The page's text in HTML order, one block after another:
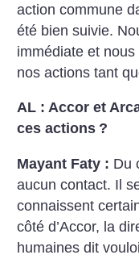
action commune
été bien suivie.
immédiate et
nos actions tant
AL : Accor et
ces actions ?
Mayant Faty : Du
aucun contact. Il
connaissent
côté d’Accor, la
humaines dit